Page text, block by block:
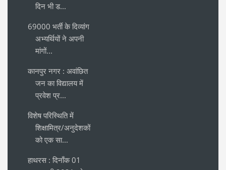
दिन भी ड...
69000 भर्ती के दिव्यांग
अभ्यर्थियों ने अपनी
मांगों...
कानपुर नगर : अवांछित
जन का विद्यालय में
प्रवेश प्र...
विशेष परिस्थिति में
शिक्षामित्र/अनुदेशकों
को एक सा...
हाथरस : दिनाँक 01